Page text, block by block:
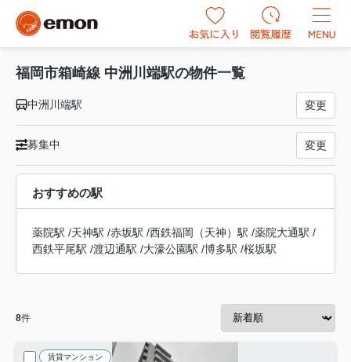
福岡市箱崎線 中洲川端駅の物件一覧
中洲川端駅 変更
募集中 変更
おすすめの駅
薬院駅 /天神駅 /赤坂駅 /西鉄福岡（天神）駅 /薬院大通駅 /
西鉄平尾駅 /渡辺通駅 /大濠公園駅 /博多駅 /桜坂駅
8件
賃貸マンション